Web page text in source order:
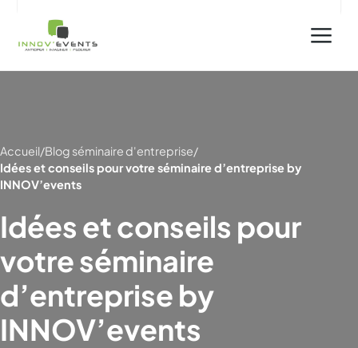
Accueil/Blog séminaire d'entreprise/
Idées et conseils pour votre séminaire d’entreprise by
INNOV’events
Idées et conseils pour
votre séminaire
d’entreprise by
INNOV’events